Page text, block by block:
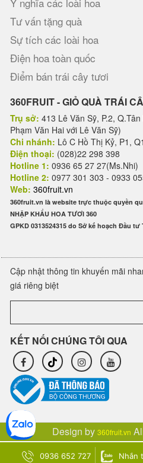
Tư vấn tặng quà
Sự tích các loài hoa
Điện hoa toàn quốc
Điểm bán trái cây tươi
360FRUIT - GIỎ QUÀ TRÁI
Trụ sở: 413 Lê Văn Sỹ, P.2,
Phạm Văn Hai với Lê Văn Sỹ)
Chi nhánh: Lô C Hồ Thị Kỷ, P1,
Điện thoại: (028)22 298 398
Hotline 1: 0936 65 27 27(Ms.Nhi)
Hotline 2: 0977 301 303 - 0933
Web: 360fruit.vn
360fruit.vn là website trực thuộc quyền
NHẬP KHẨU HOA TƯƠI 360
GPKD 0313524315 do Sở kế hoạch Đầu tư
Cập nhật thông tin khuyến mãi
giá riêng biệt
KẾT NỐI CHÚNG TÔI QUA
Design by 360fruit.vn
0936 652 727 Nhắn